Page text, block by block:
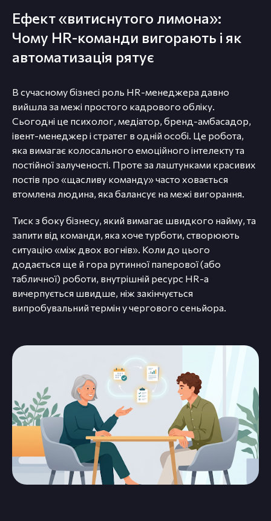
Ефект «витиснутого лимона»:
Чому HR-команди вигорають і як
автоматизація рятує
В сучасному бізнесі роль HR-менеджера давно
вийшла за межі простого кадрового обліку.
Сьогодні це психолог, медіатор, бренд-амбасадор,
івент-менеджер і стратег в одній особі. Це робота,
яка вимагає колосального емоційного інтелекту та
постійної залученості. Проте за лаштунками красивих
постів про «щасливу команду» часто ховається
втомлена людина, яка балансує на межі вигорання.
Тиск з боку бізнесу, який вимагає швидкого найму, та
запити від команди, яка хоче турботи, створюють
ситуацію «між двох вогнів». Коли до цього
додається ще й гора рутинної паперової (або
табличної) роботи, внутрішній ресурс HR-а
вичерпується швидше, ніж закінчується
випробувальний термін у чергового сеньйора.